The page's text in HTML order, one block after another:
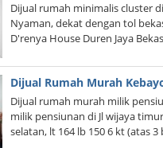
Dijual rumah minimalis cluster
Nyaman, dekat dengan tol
D'renya House Duren Jaya
Dijual Rumah Murah
Dijual rumah murah milik
milik pensiunan di Jl wijaya
selatan, lt 164 lb 150 6 kt (atas